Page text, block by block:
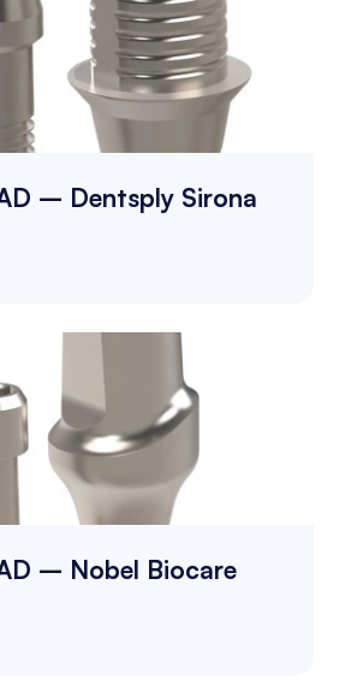
– Dentsply Sirona
– Nobel Biocare